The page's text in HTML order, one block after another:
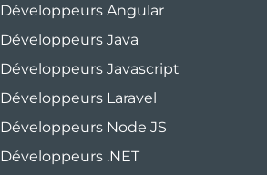
Développeurs Angular
Développeurs Java
Développeurs Javascript
Développeurs Laravel
Développeurs Node JS
Développeurs .NET